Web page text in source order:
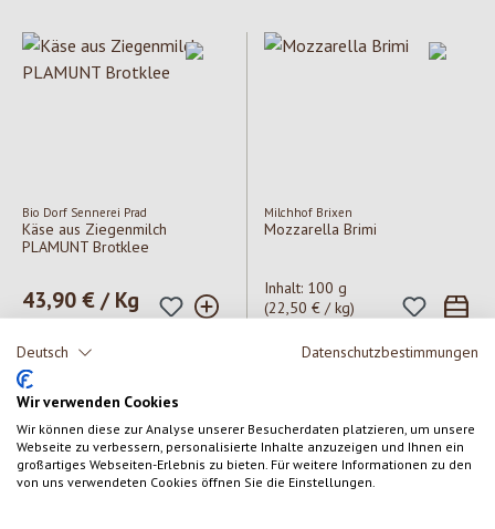
Deutsch Datenschutzbestimmungen
Wir verwenden Cookies
Wir können diese zur Analyse unserer Besucherdaten platzieren, um unsere
Webseite zu verbessern, personalisierte Inhalte anzuzeigen und Ihnen ein
großartiges Webseiten-Erlebnis zu bieten. Für weitere Informationen zu den
von uns verwendeten Cookies öffnen Sie die Einstellungen.
Bio Dorf Sennerei Prad
Käse aus Ziegenmilch
PLAMUNT Brotklee
Regulärer Preis:
43,90 € / Kg
Milchhof Brixen
Mozzarella Brimi
Inhalt: 100 g
(22,50 € / kg)
2,25 €
-15Rabatt
%